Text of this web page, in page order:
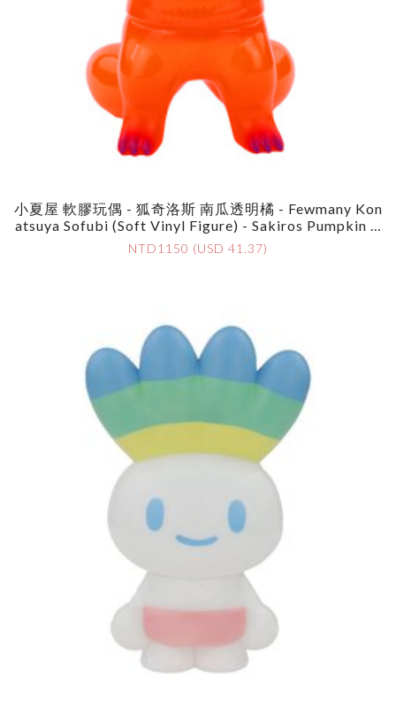
小夏屋 軟膠玩偶 - 狐奇洛斯 南瓜透明橘 - Fewmany Kon
Atsuya Sofubi (Soft Vinyl Figure) - Sakiros Pumpkin C
Lear Orange
NTD1150 (USD 41.37)